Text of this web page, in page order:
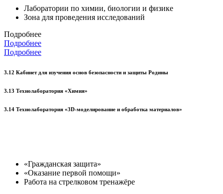
Лаборатории по химии, биологии и физике
Зона для проведения исследований
Подробнее
Подробнее
Подробнее
3.12 Кабинет для изучения основ безопасности и защиты Родины
3.13 Технолаборатория «Химия»
3.14 Технолаборатория «3D-моделирование и обработка материалов»
«Гражданская защита»
«Оказание первой помощи»
Работа на стрелковом тренажёре